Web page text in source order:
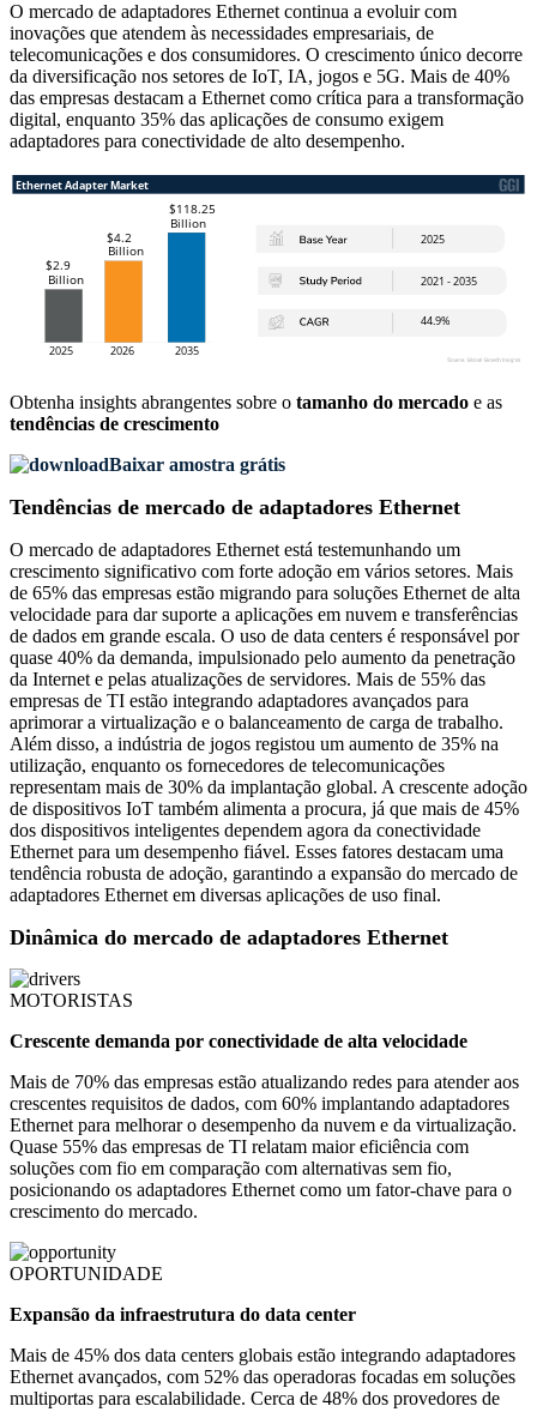
O mercado de adaptadores Ethernet continua a evoluir com
inovações que atendem às necessidades empresariais, de
telecomunicações e dos consumidores. O crescimento único decorre
da diversificação nos setores de IoT, IA, jogos e 5G. Mais de 40%
das empresas destacam a Ethernet como crítica para a transformação
digital, enquanto 35% das aplicações de consumo exigem
adaptadores para conectividade de alto desempenho.
Obtenha insights abrangentes sobre o tamanho do mercado e as
tendências de crescimento
Baixar amostra grátis
Tendências de mercado de adaptadores Ethernet
O mercado de adaptadores Ethernet está testemunhando um
crescimento significativo com forte adoção em vários setores. Mais
de 65% das empresas estão migrando para soluções Ethernet de alta
velocidade para dar suporte a aplicações em nuvem e transferências
de dados em grande escala. O uso de data centers é responsável por
quase 40% da demanda, impulsionado pelo aumento da penetração
da Internet e pelas atualizações de servidores. Mais de 55% das
empresas de TI estão integrando adaptadores avançados para
aprimorar a virtualização e o balanceamento de carga de trabalho.
Além disso, a indústria de jogos registou um aumento de 35% na
utilização, enquanto os fornecedores de telecomunicações
representam mais de 30% da implantação global. A crescente adoção
de dispositivos IoT também alimenta a procura, já que mais de 45%
dos dispositivos inteligentes dependem agora da conectividade
Ethernet para um desempenho fiável. Esses fatores destacam uma
tendência robusta de adoção, garantindo a expansão do mercado de
adaptadores Ethernet em diversas aplicações de uso final.
Dinâmica do mercado de adaptadores Ethernet
MOTORISTAS
Crescente demanda por conectividade de alta velocidade
Mais de 70% das empresas estão atualizando redes para atender aos
crescentes requisitos de dados, com 60% implantando adaptadores
Ethernet para melhorar o desempenho da nuvem e da virtualização.
Quase 55% das empresas de TI relatam maior eficiência com
soluções com fio em comparação com alternativas sem fio,
posicionando os adaptadores Ethernet como um fator-chave para o
crescimento do mercado.
OPORTUNIDADE
Expansão da infraestrutura do data center
Mais de 45% dos data centers globais estão integrando adaptadores
Ethernet avançados, com 52% das operadoras focadas em soluções
multiportas para escalabilidade. Cerca de 48% dos provedores de